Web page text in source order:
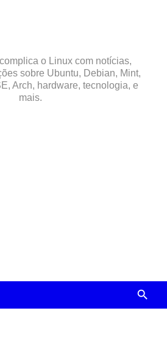
o Linux com notícias,
sobre Ubuntu, Debian, Mint,
Arch, hardware, tecnologia, e
mais.